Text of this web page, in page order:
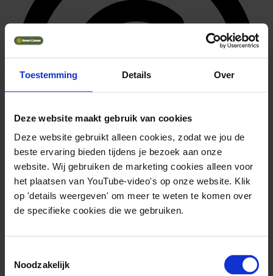
Toestemming Details Over
Deze website maakt gebruik van cookies
Deze website gebruikt alleen cookies, zodat we jou de
beste ervaring bieden tijdens je bezoek aan onze
website. Wij gebruiken de marketing cookies alleen voor
het plaatsen van YouTube-video's op onze website. Klik
op 'details weergeven' om meer te weten te komen over
de specifieke cookies die we gebruiken.
Noodzakelijk
36.392 ~ 51.996